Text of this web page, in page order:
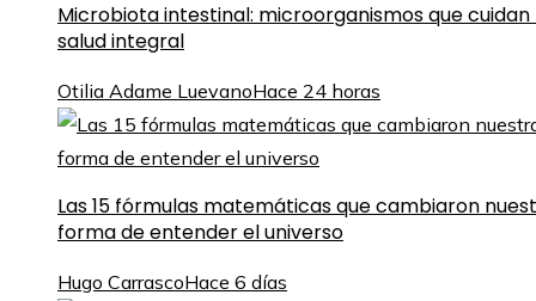
Microbiota intestinal: microorganismos que cuidan
salud integral
Otilia Adame LuevanoHace 24 horas
Las 15 fórmulas matemáticas que cambiaron
forma de entender el universo
Hugo CarrascoHace 6 días